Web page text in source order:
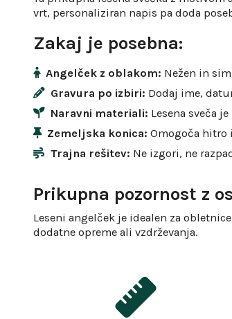
vrt, personaliziran napis pa doda
Zakaj je posebna:
Angelček z oblakom: Nežen in
Gravura po izbiri: Dodaj ime,
Naravni materiali: Lesena sveča
Zemeljska konica: Omogoča hitro
Trajna rešitev: Ne izgori, ne
Prikupna pozornost z
Leseni angelček je idealen za
dodatne opreme ali vzdrževanja.